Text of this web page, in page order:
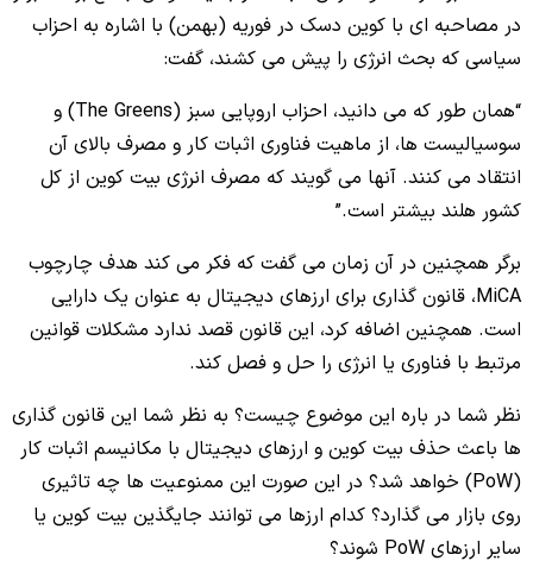
در مصاحبه ای با کوین دسک در فوریه (بهمن) با اشاره به احزاب
سیاسی که بحث انرژی را پیش می کشند، گفت:
“همان طور که می دانید، احزاب اروپایی سبز (The Greens) و
سوسیالیست‌ ها، از ماهیت فناوری اثبات کار و مصرف بالای آن
انتقاد می‌ کنند. آنها می‌ گویند که مصرف انرژی بیت کوین از کل
کشور هلند بیشتر است.”
برگر همچنین در آن زمان می گفت که فکر می کند هدف چارچوب
MiCA، قانون گذاری برای ارزهای دیجیتال به عنوان یک دارایی
است. همچنین اضافه کرد، این قانون قصد ندارد مشکلات قوانین
مرتبط با فناوری یا انرژی را حل و فصل کند.
نظر شما در باره این موضوع چیست؟ به نظر شما این قانون گذاری
ها باعث حذف بیت کوین و ارزهای دیجیتال با مکانیسم اثبات کار
(PoW) خواهد شد؟ در این صورت این ممنوعیت ها چه تاثیری
روی بازار می گذارد؟ کدام ارزها می توانند جایگذین بیت کوین یا
سایر ارزهای PoW شوند؟